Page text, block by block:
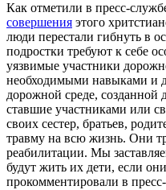
Как отметили в пресс-
совершения этого
люди перестали гибнуть в
подростки требуют к себе
уязвимые участники
необходимыми навыками и
дорожной среде, созданной
ставшие участниками или
своих сестер, братьев,
травму на всю жизнь. Они
реабилитации. Мы
будут жить их дети, если
прокомментировали в